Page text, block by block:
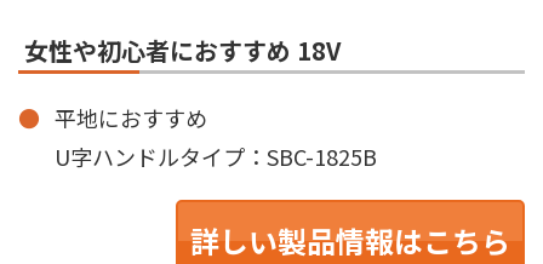
女性や初心者におすすめ 18V
平地におすすめ
U字ハンドルタイプ：SBC-1825B
詳しい製品情報はこちら